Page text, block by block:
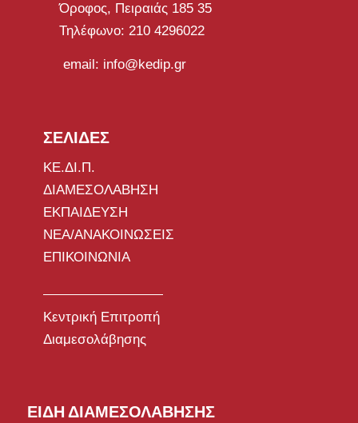
Όροφος, Πειραιάς 185 35
Τηλέφωνο: 210 4296022
email: info@kedip.gr
ΣΕΛΙΔΕΣ
ΚΕ.ΔΙ.Π.
ΔΙΑΜΕΣΟΛΑΒΗΣΗ
ΕΚΠΑΙΔΕΥΣΗ
ΝΕΑ/ΑΝΑΚΟΙΝΩΣΕΙΣ
ΕΠΙΚΟΙΝΩΝΙΑ
Κεντρική Επιτροπή
Διαμεσολάβησης
ΕΙΔΗ ΔΙΑΜΕΣΟΛΑΒΗΣΗΣ